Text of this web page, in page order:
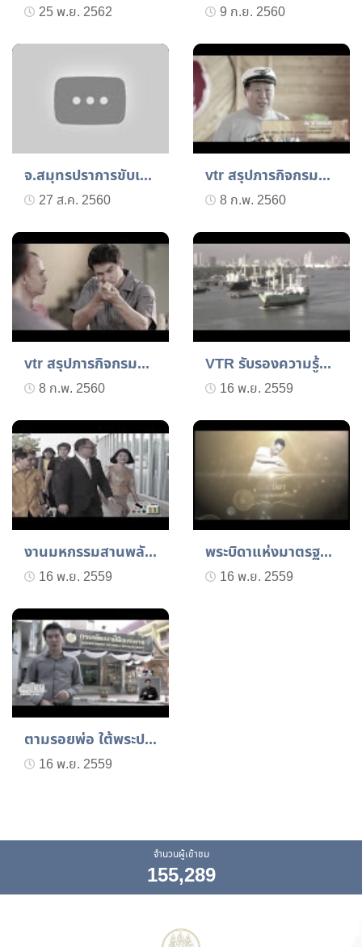
25 พ.ย. 2562 9 ก.ย. 2560
จ.สมุทรปราการขับเคลื่อนแ...
27 ส.ค. 2560
vtr สรุปภารกิจกรมพัฒนาฝี...
8 ก.พ. 2560
vtr สรุปภารกิจกรมพัฒนาฝี...
8 ก.พ. 2560
VTR รับรองความรู้ความสาม...
16 พ.ย. 2559
งานมหกรรมสานพลังประชารัฐ...
16 พ.ย. 2559
พระบิดาแห่งมาตรฐานการช่า...
16 พ.ย. 2559
ตามรอยพ่อ ใต้พระปรีชาชาญ...
16 พ.ย. 2559
จำนวนผู้เข้าชม
155,289